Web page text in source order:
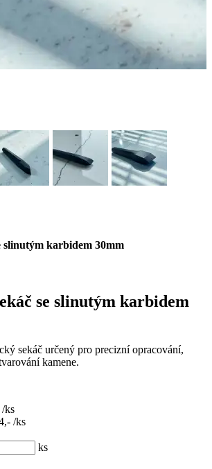
slinutým karbidem 30mm
se slinutým karbidem
sekáč určený pro precizní opracování,
kamene.
/ks
/ks
ks